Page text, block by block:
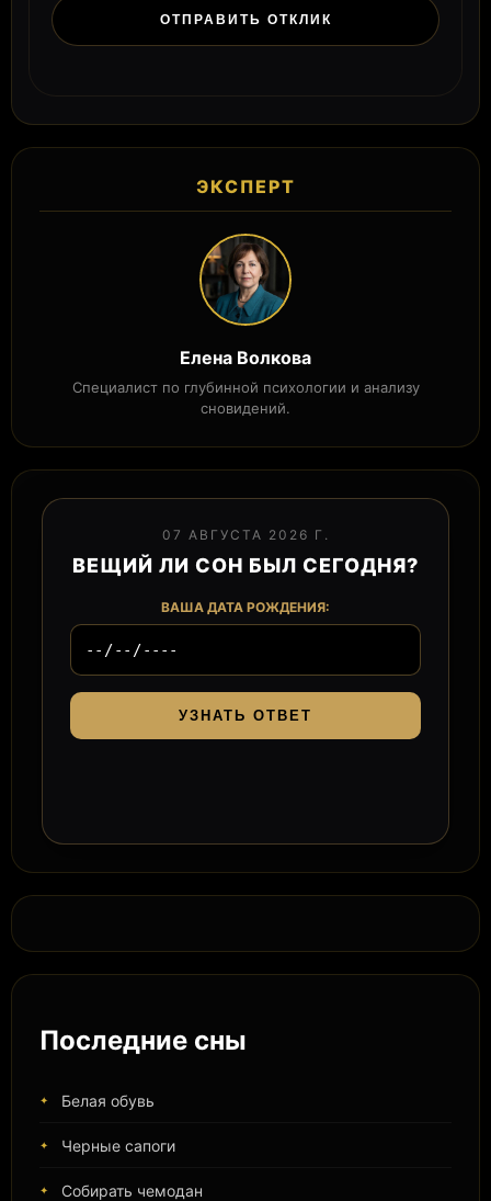
ЭКСПЕРТ
Елена Волкова
Специалист по глубинной психологии и анализу
сновидений.
07 АВГУСТА 2026 Г.
ВЕЩИЙ ЛИ СОН БЫЛ СЕГОДНЯ?
ВАША ДАТА РОЖДЕНИЯ:
УЗНАТЬ ОТВЕТ
Последние сны
Белая обувь
Черные сапоги
Собирать чемодан